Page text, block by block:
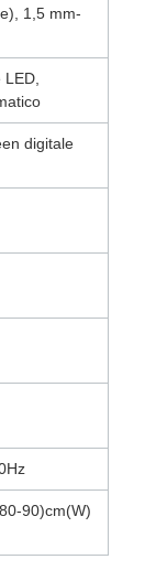
1,5 mm-
LED,
digitale
90)cm(W)